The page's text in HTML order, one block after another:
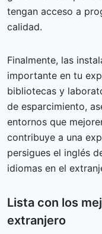
tengan acceso a
calidad.
Finalmente, las
importante en tu
bibliotecas y
de esparcimiento,
entornos que
contribuye a una
persigues el inglés
idiomas en el
Lista con los
extranjero